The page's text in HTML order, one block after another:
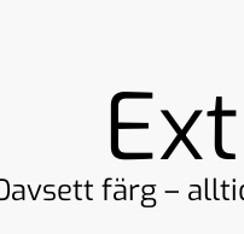
färg –